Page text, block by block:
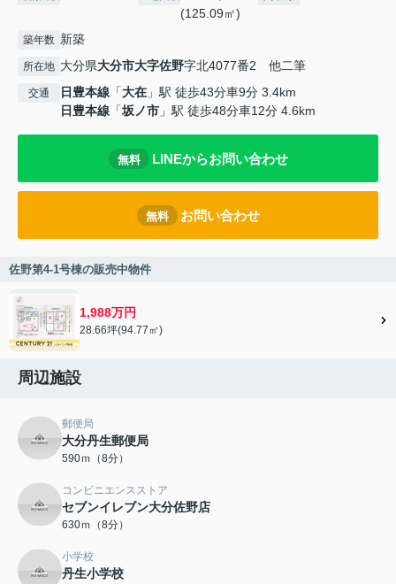
(125.09㎡)
築年数 新築
所在地 大分県大分市大字佐野字北4077番2 他二筆
交通 日豊本線 「大在 」駅 徒歩43分車9分 3.4km
日豊本線 「坂ノ市 」駅 徒歩48分車12分 4.6km
無料 LINEからお問い合わせ
無料 お問い合わせ
佐野第4-1号棟の販売中物件
1,988万円
28.66坪(94.77㎡)
周辺施設
郵便局
大分丹生郵便局
590ｍ（8分）
コンビニエンスストア
セブンイレブン大分佐野店
630ｍ（8分）
小学校
丹生小学校